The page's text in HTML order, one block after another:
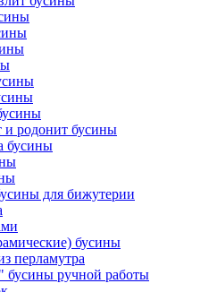
и родонит бусины
бусины
для бижутерии
бусины
перламутра
бусины ручной работы